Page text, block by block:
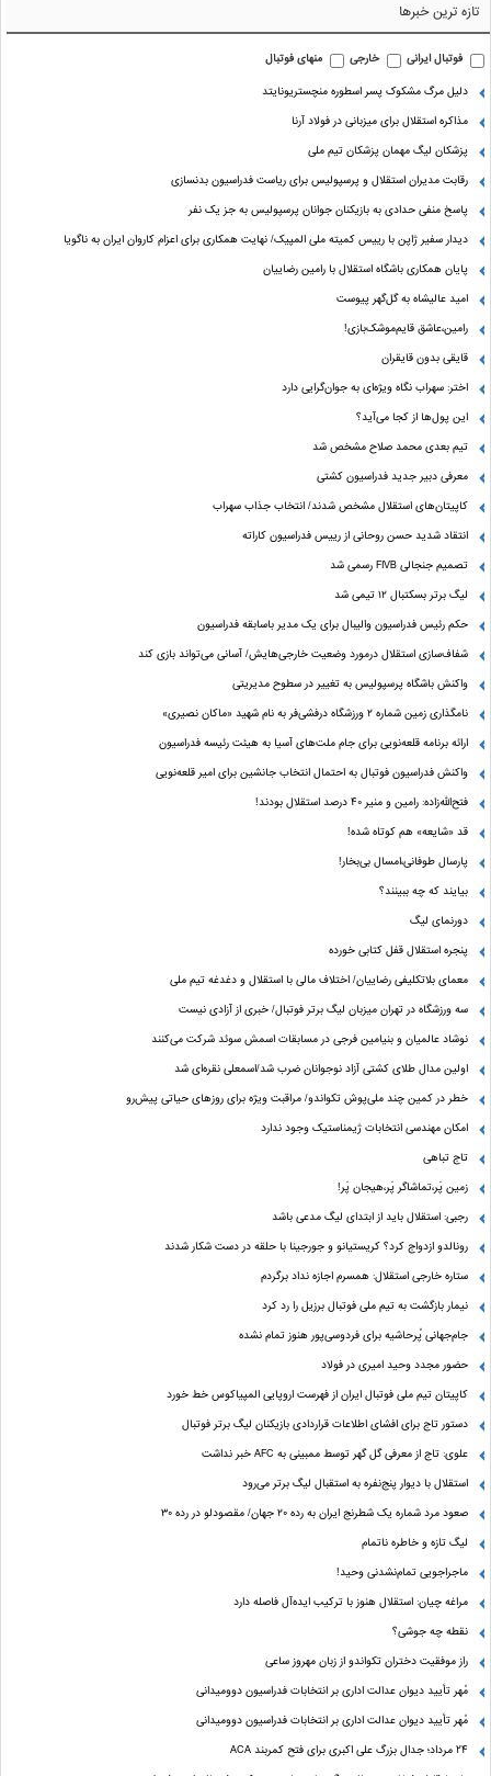
تازه ترین خبرها
فوتبال ایرانی خارجی
منهای فوتبال
دلیل مرگ مشکوک پسر اسطوره منچستریونایتد
مذاکره استقلال برای میزبانی در فولاد آرنا
پزشکان لیگ مهمان پزشکان تیم ملی
رقابت مدیران استقلال و پرسپولیس برای ریاست فدراسیون بدنسازی
پاسخ منفی حدادی به بازیکنان جوانان پرسپولیس به جز یک نفر
دیدار سفیر ژاپن با رییس کمیته ملی المپیک/ نهایت همکاری برای اعزام کاروان ایران به ناگویا
پایان همکاری باشگاه استقلال با رامین رضاییان
امید عالیشاه به گل‌گهر پیوست
رامین،عاشق قایم‌موشک‌بازی!
قایقی بدون قایقران
اختر: سهراب نگاه ویژه‌ای به جوان‌گرایی دارد
این پول‌ها از کجا می‌آید؟
تیم بعدی محمد صلاح مشخص شد
معرفی دبیر جدید فدراسیون کشتی
کاپیتان‌های استقلال مشخص شدند/ انتخاب جذاب سهراب
انتقاد شدید حسن روحانی از رییس فدراسیون کاراته
تصمیم جنجالی FIVB رسمی شد
لیگ برتر بسکتبال ۱۲ تیمی شد
حکم رئیس فدراسیون والیبال برای یک مدیر باسابقه فدراسیون
شفاف‌سازی استقلال درمورد وضعیت خارجی‌هایش/ آسانی می‌تواند بازی کند
واکنش باشگاه پرسپولیس به تغییر در سطوح مدیریتی
نامگذاری زمین شماره ۲ ورزشگاه درفشی‌فر به نام شهید «ماکان نصیری»
ارائه برنامه‌ قلعه‌نویی برای جام ملت‌های آسیا به هیئت رئیسه فدراسیون
واکنش فدراسیون فوتبال به احتمال انتخاب جانشین برای امیر قلعه‌نویی
فتح‌الله‌زاده: رامین و منیر 40 درصد استقلال بودند!
قد «شایعه» هم کوتاه شده!
پارسال طوفانی،امسال بی‌بخار!
بیایند که چه ببینند؟
دورنمای لیگ
پنجره‌ استقلال قفل کتابی خورده
معمای بلاتکلیفی رضاییان/ اختلاف مالی با استقلال و دغدغه تیم ملی
سه ورزشگاه در تهران میزبان لیگ برتر فوتبال/ خبری از آزادی نیست
نوشاد عالمیان و بنیامین فرجی در مسابقات اسمش سوئد شرکت می‌کنند
اولین مدال طلای کشتی آزاد نوجوانان ضرب شد/اسمعلی نقره‌ای شد
خطر در کمین چند ملی‌پوش تکواندو/ مراقبت ویژه برای روزهای حیاتی پیش‌رو
امکان مهندسی انتخابات ژیمناستیک وجود ندارد
تاج تباهی
زمین پَر،تماشاگر پَر،هیجان پَر!
رجبی: استقلال باید از ابتدای لیگ مدعی باشد
رونالدو ازدواج کرد؟ کریستیانو و جورجینا با حلقه در دست شکار شدند
ستاره خارجی استقلال: همسرم اجازه نداد برگردم
نیمار بازگشت به تیم ملی فوتبال برزیل را رد کرد
جام‌جهانی پُرحاشیه برای فردوسی‌پور هنوز تمام نشده
حضور مجدد وحید امیری در فولاد
کاپیتان تیم ملی فوتبال ایران از فهرست اروپایی المپیاکوس خط خورد
دستور تاج برای افشای اطلاعات قراردادی بازیکنان لیگ برتر فوتبال
علوی: تاج از معرفی گل گهر توسط ممبینی به AFC خبر نداشت
استقلال با دیوار پنج‌نفره به استقبال لیگ برتر می‌رود
صعود مرد شماره یک شطرنج ایران به رده ۲۰ جهان/ مقصودلو در رده ۳۰
لیگ تازه و خاطره ناتمام
ماجراجویی تمام‌نشدنی وحید!
مراغه چیان: استقلال هنوز با ترکیب ایده‌آل فاصله دارد
نقطه چه جوشی؟
راز موفقیت دختران تکواندو از زبان مهروز ساعی
مُهر تأیید دیوان عدالت اداری بر انتخابات فدراسیون دوومیدانی
مُهر تأیید دیوان عدالت اداری بر انتخابات فدراسیون دوومیدانی
24 مرداد؛ جدال بزرگ علی‌ اکبری برای فتح کمربند ACA